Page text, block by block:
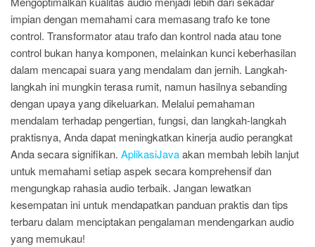
impian dengan memahami cara memasang trafo ke tone
control. Transformator atau trafo dan kontrol nada atau tone
control bukan hanya komponen, melainkan kunci keberhasilan
dalam mencapai suara yang mendalam dan jernih. Langkah-
langkah ini mungkin terasa rumit, namun hasilnya sebanding
dengan upaya yang dikeluarkan. Melalui pemahaman
mendalam terhadap pengertian, fungsi, dan langkah-langkah
praktisnya, Anda dapat meningkatkan kinerja audio perangkat
Anda secara signifikan. AplikasiJavaakan membah lebih lanjut
untuk memahami setiap aspek secara komprehensif dan
mengungkap rahasia audio terbaik. Jangan lewatkan
kesempatan ini untuk mendapatkan panduan praktis dan tips
terbaru dalam menciptakan pengalaman mendengarkan audio
yang memukau!